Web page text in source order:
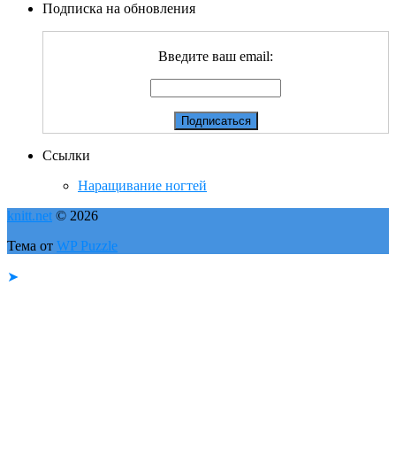
Подписка на обновления
Введите ваш email:
Ссылки
Наращивание ногтей
knitt.net © 2026
Тема от WP Puzzle
➤